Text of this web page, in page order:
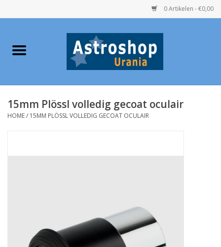
0 Artikelen - €0,00
Home
Telescopen
Globes / Gadgets
15mm Plössl volledig gecoat oculair
HOME/ 15MM PLÖSSL VOLLEDIG GECOAT OCULAIR